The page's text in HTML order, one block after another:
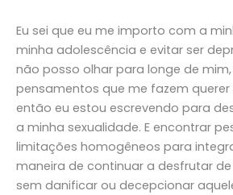
Eu sei que eu me importo com a
minha adolescência e evitar ser
não posso olhar para longe de
pensamentos que me fazem
então eu estou escrevendo para
a minha sexualidade. E encontrar
limitações homogêneos para
maneira de continuar a desfrutar
sem danificar ou decepcionar